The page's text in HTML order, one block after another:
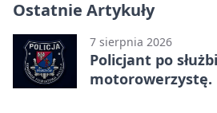
Ostatnie Artykuły
7 sierpnia 2026
Policjant po
motorowerzystę.